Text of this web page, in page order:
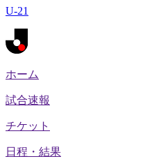
U-21
ホーム
試合速報
チケット
日程・結果